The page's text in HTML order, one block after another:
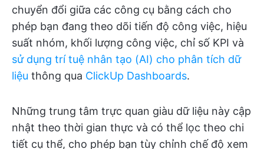
chuyển đổi giữa các công cụ bằng cách cho
phép bạn đang theo dõi tiến độ công việc, hiệu
suất nhóm, khối lượng công việc, chỉ số KPI và
sử dụng trí tuệ nhân tạo (AI) cho phân tích dữ
liệu thông qua ClickUp Dashboards.
Những trung tâm trực quan giàu dữ liệu này cập
nhật theo thời gian thực và có thể lọc theo chi
tiết cụ thể, cho phép bạn tùy chỉnh chế độ xem